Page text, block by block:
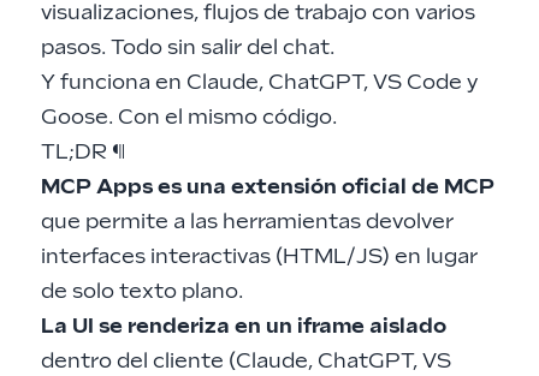
visualizaciones, flujos de trabajo con varios
pasos. Todo sin salir del chat.
Y funciona en Claude, ChatGPT, VS Code y
Goose. Con el mismo código.
TL;DR ¶
MCP Apps es una extensión oficial de MCP
que permite a las herramientas devolver
interfaces interactivas (HTML/JS) en lugar
de solo texto plano.
La UI se renderiza en un iframe aislado
dentro del cliente (Claude, ChatGPT, VS